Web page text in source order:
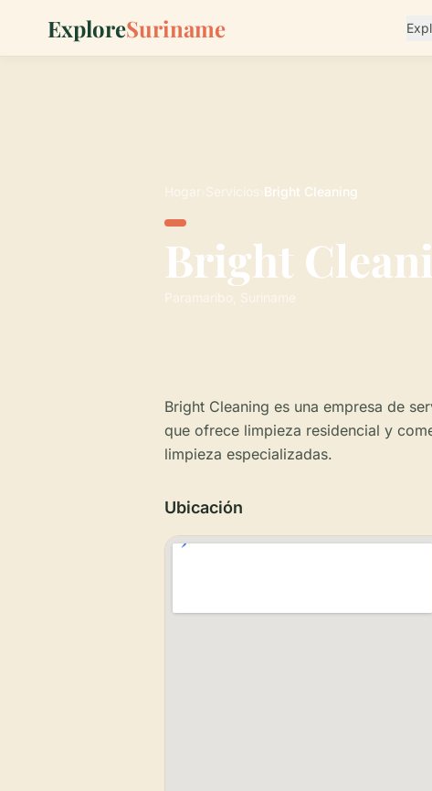
ExploreSuriname
Hogar Servicios Bright Cleaning
Bright
Paramaribo, Suriname
Bright Cleaning es una empresa de
que ofrece limpieza residencial y
limpieza especializadas.
Ubicación